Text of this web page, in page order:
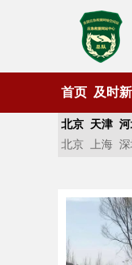
首页 及时
北京 天津
北京 上海 深